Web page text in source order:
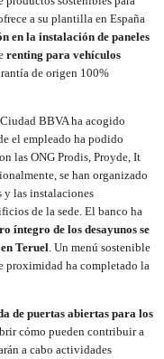
a su plantilla en España
en la instalación de paneles
renting para vehículos
de origen 100%
BBVA ha acogido
el empleado ha podido
las ONG Prodis, Proyde, It
se han organizado
y las instalaciones
de la sede. El banco ha
íntegro de los desayunos se
Teruel. Un menú sostenible
proximidad ha completado la
de puertas abiertas para los
cómo pueden contribuir a
a cabo actividades